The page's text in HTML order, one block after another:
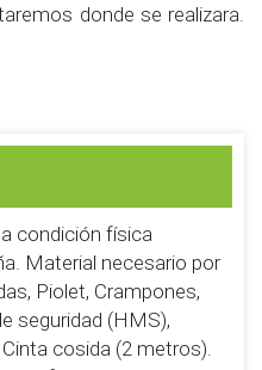
donde se realizara.
condición física
Material necesario por
Piolet, Crampones,
seguridad (HMS),
cosida (2 metros).